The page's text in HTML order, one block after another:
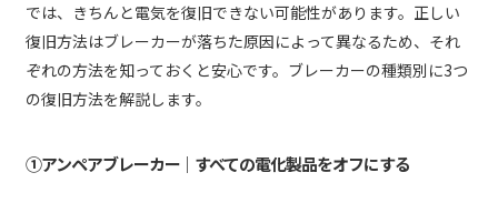
では、きちんと電気を復旧できない可能性があります。正しい
復旧方法はブレーカーが落ちた原因によって異なるため、それ
ぞれの方法を知っておくと安心です。ブレーカーの種類別に3つ
の復旧方法を解説します。
①アンペアブレーカー｜すべての電化製品をオフにする